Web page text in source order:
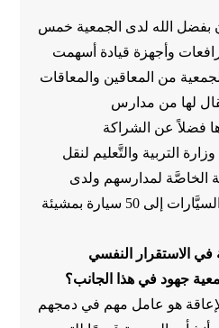
بفضل الله لدى الجمعية خمس
وأجهزة قيادة أسهمت
من المعاقين والمعاقات
لها من مدارس
فضلاً عن الشراكة
التربية والتَّعليم لنقل
الخاصَّة لمدارسهم ولدى
الجمعية خطة لزيادة عدد السيَّارات إلى 50 سيارة بمشيئة
في الاستقرار النفسي
جهود في هذا الجانب؟
هو عامل مهم في دمجهم